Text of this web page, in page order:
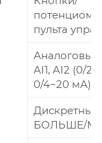
пульта
AI1, AI2 (0/
0/4~20 мА)
БОЛЬШЕ/